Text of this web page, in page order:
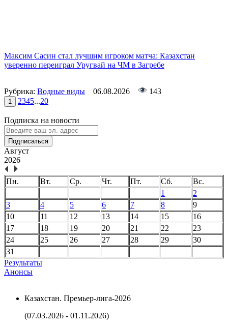
Максим Сасин стал лучшим игроком матча: Казахстан
уверенно переиграл Уругвай на ЧМ в Загребе
Рубрика: Водные виды 06.08.2026 143
1 2345...20
Подписка на новости
Подписаться
Август
2026
Пн. Вт. Ср. Чт. Пт. Сб.
Вс.
1
2
3
4 5 6 7 8
9
10
11 12 13 14 15
16
17
18 19 20 21 22
23
24
25 26 27 28 29
30
31
Результаты
Анонсы
Казахстан. Премьер-лига-2026
(07.03.2026 - 01.11.2026)